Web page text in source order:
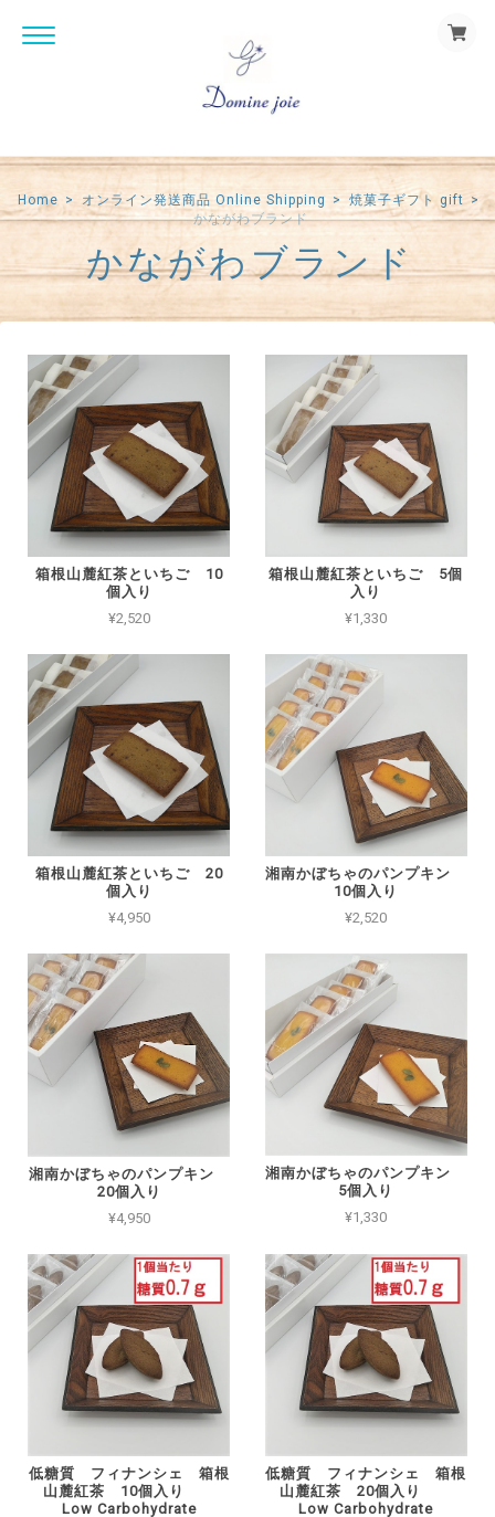
Home オンライン発送商品 Online Shipping
焼菓子ギフト gift
かながわブランド
かながわブランド
箱根山麓紅茶といちご 10
個入り
¥2,520
箱根山麓紅茶といちご 5個
入り
¥1,330
箱根山麓紅茶といちご 20
個入り
¥4,950
湘南かぼちゃのパンプキン
10個入り
¥2,520
湘南かぼちゃのパンプキン
20個入り
¥4,950
湘南かぼちゃのパンプキン
5個入り
¥1,330
低糖質 フィナンシェ 箱根
山麓紅茶 10個入り
Low Carbohydrate
低糖質 フィナンシェ 箱根
山麓紅茶 20個入り
Low Carbohydrate